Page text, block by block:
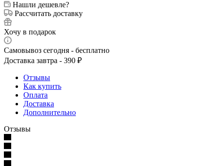
Нашли дешевле?
Рассчитать доставку
Хочу в подарок
Самовывоз сегодня - бесплатно
Доставка завтра - 390 ₽
Отзывы
Как купить
Оплата
Доставка
Дополнительно
Отзывы